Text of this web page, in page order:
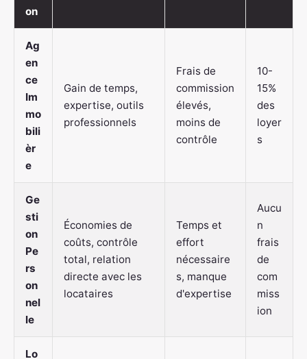
on
Ag
en
ce
Im
mo
bili
èr
e
Gain de temps,
expertise, outils
professionnels
Frais de
commission
élevés,
moins de
contrôle
10-
15%
des
loyer
s
Ge
sti
on
Pe
rs
on
nel
le
Économies de
coûts, contrôle
total, relation
directe avec les
locataires
Temps et
effort
nécessaire
s, manque
d'expertise
Aucu
n
frais
de
com
miss
ion
Lo